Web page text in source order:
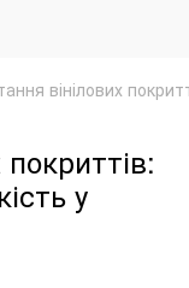
вінілових
у